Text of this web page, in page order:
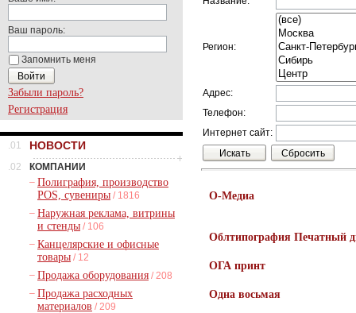
Ваш пароль:
Запомнить меня
Забыли пароль?
Регистрация
.01 НОВОСТИ
.02
КОМПАНИИ
– Полиграфия, производство
POS, сувениры / 1816
– Наружная реклама, витрины
и стенды / 106
– Канцелярские и офисные
товары / 12
– Продажа оборудования / 208
– Продажа расходных
материалов / 209
Регион:
Адрес:
Телефон:
Интернет сайт:
О-Медиа
Облтипография Печатный
ОГА принт
Одна восьмая